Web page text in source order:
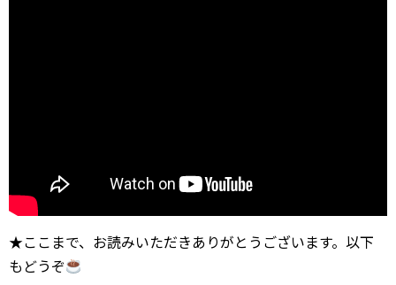
★ここまで、お読みいただきありがとうございます。以下
もどうぞ